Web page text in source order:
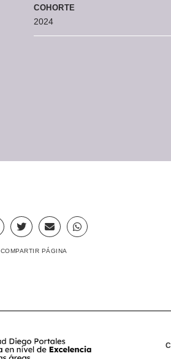
COHORTE
2024
COMPARTIR PÁGINA